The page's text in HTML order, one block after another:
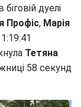
дуелі
Профіс, Марія
Тетяна
58 секунд